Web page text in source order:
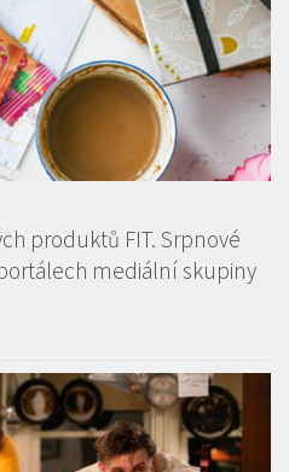
produktů FIT. Srpnové
mediální skupiny